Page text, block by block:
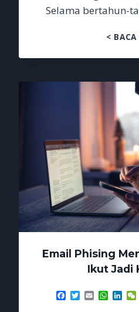
Selama bertahun-
< BACA
Email Phising
Ikut Jadi
Facebook
TwitterEmail